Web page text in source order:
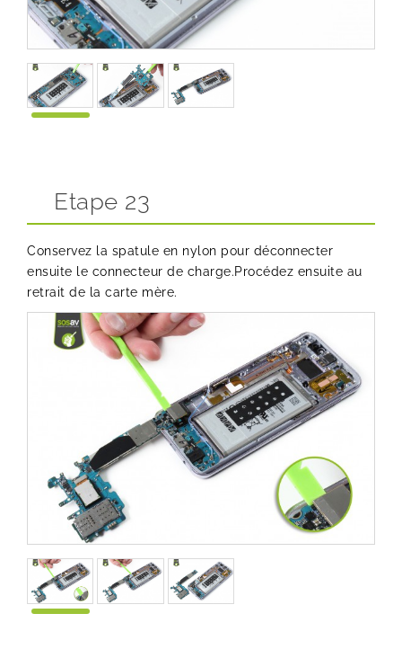
Etape 23
Conservez la spatule en nylon pour déconnecter
ensuite le connecteur de charge.Procédez ensuite au
retrait de la carte mère.